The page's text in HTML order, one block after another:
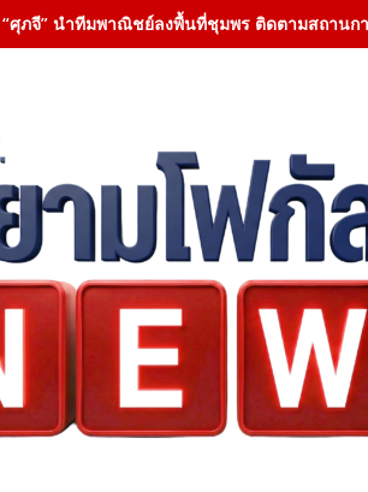
ศุภจี” นำทีมพาณิชย์ลงพื้นที่ชุมพร ติดตามสถานกา